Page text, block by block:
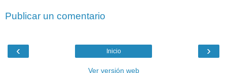
Publicar un comentario
‹ ›
Inicio
Ver versión web